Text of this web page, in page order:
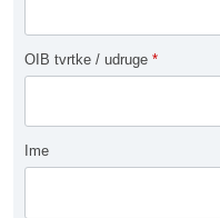
OIB tvrtke / udruge *
Ime